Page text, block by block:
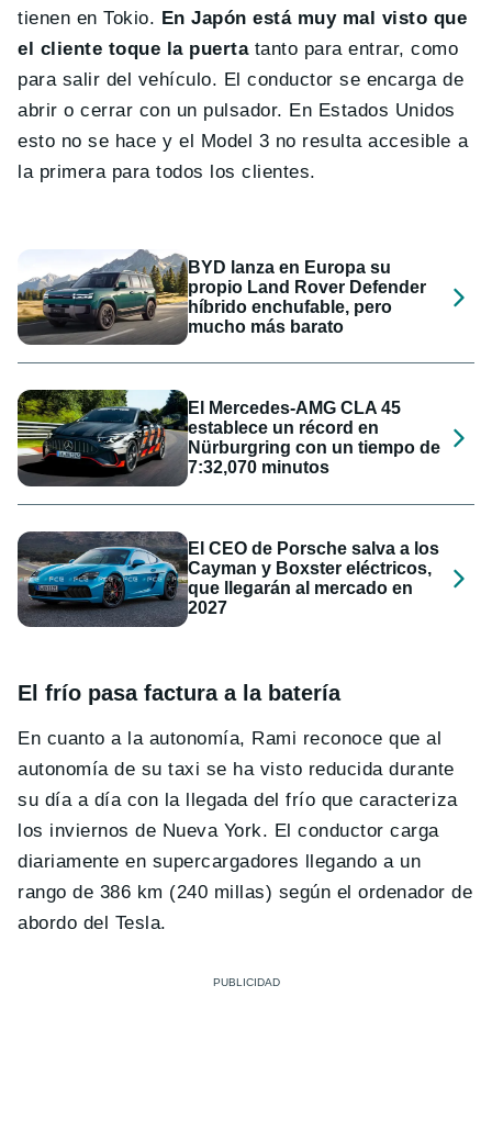
tienen en Tokio. En Japón está muy mal visto que
el cliente toque la puerta tanto para entrar, como
para salir del vehículo. El conductor se encarga de
abrir o cerrar con un pulsador. En Estados Unidos
esto no se hace y el Model 3 no resulta accesible a
la primera para todos los clientes.
BYD lanza en Europa su
propio Land Rover Defender
híbrido enchufable, pero
mucho más barato
El Mercedes-AMG CLA 45
establece un récord en
Nürburgring con un tiempo de
7:32,070 minutos
El CEO de Porsche salva a los
Cayman y Boxster eléctricos,
que llegarán al mercado en
2027
El frío pasa factura a la batería
En cuanto a la autonomía, Rami reconoce que al
autonomía de su taxi se ha visto reducida durante
su día a día con la llegada del frío que caracteriza
los inviernos de Nueva York. El conductor carga
diariamente en supercargadores llegando a un
rango de 386 km (240 millas) según el ordenador de
abordo del Tesla.